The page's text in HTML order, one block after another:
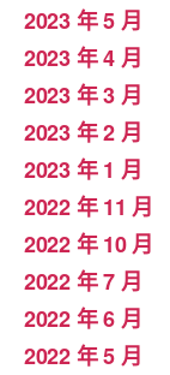
2023 年 5 月
2023 年 4 月
2023 年 3 月
2023 年 2 月
2023 年 1 月
2022 年 11 月
2022 年 10 月
2022 年 7 月
2022 年 6 月
2022 年 5 月